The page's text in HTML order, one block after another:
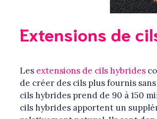
Extensions de
Les extensions de cils hybrides
de créer des cils plus fournis
cils hybrides prend de 90 à 150
cils hybrides apportent un